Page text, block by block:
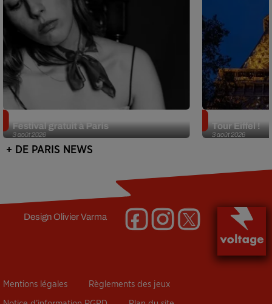
3 août 2026
Festival gratuit à Paris
3 août 2026
Tour Eiffel !
+ DE PARIS NEWS
DesignOlivier Varma
Mentions légales Règlements des jeux